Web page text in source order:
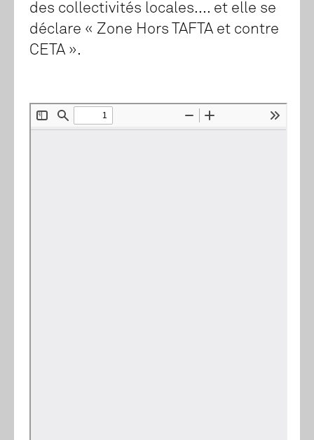
des collectivités locales.... et elle se
déclare « Zone Hors TAFTA et contre
CETA ».